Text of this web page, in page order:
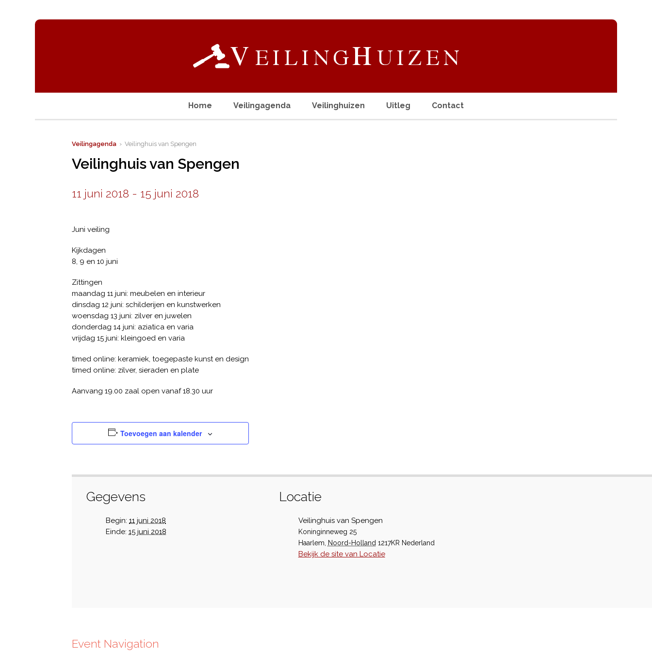
Home Veilingagenda Veilinghuizen Uitleg Contact
Veilingagenda › Veilinghuis van Spengen
Veilinghuis van Spengen
11 juni 2018 - 15 juni 2018
Juni veiling
Kijkdagen
8, 9 en 10 juni
Zittingen
maandag 11 juni: meubelen en interieur
dinsdag 12 juni: schilderijen en kunstwerken
woensdag 13 juni: zilver en juwelen
donderdag 14 juni: aziatica en varia
vrijdag 15 juni: kleingoed en varia
timed online: keramiek, toegepaste kunst en design
timed online: zilver, sieraden en plate
Aanvang 19.00 zaal open vanaf 18.30 uur
Toevoegen aan kalender
Gegevens
Begin: 11 juni 2018
Einde: 15 juni 2018
Locatie
Veilinghuis van Spengen
Koninginneweg 25
Haarlem
Noord-Holland 1217KR Nederland
Bekijk de site van Locatie
Event Navigation